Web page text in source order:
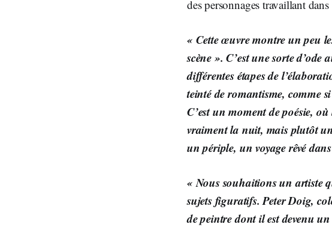
des personnages travaillant
« Cette œuvre montre un peu
scène ». C’est une sorte
différentes étapes de
teinté de romantisme, comme
C’est un moment de poésie,
vraiment la nuit, mais plutôt
un périple, un voyage rêvé
« Nous souhaitions un artiste
sujets figuratifs. Peter Doig,
de peintre dont il est devenu